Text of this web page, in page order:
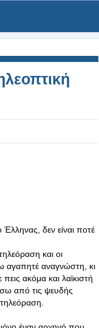
δεν είναι ποτέ
και οι
αγαπητέ αναγνώστη, κι
ακόμα και λαϊκιστή
από τις ψευδής